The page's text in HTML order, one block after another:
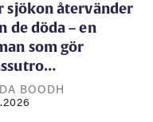
sjökon återvänder
de döda – en
som gör
BOODH